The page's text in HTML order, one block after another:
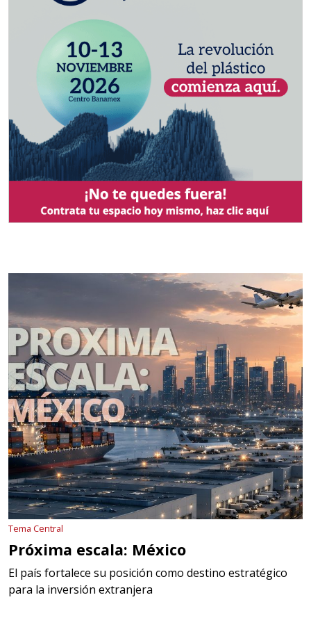
Tema Central
Próxima escala: México
El país fortalece su posición como destino estratégico
para la inversión extranjera